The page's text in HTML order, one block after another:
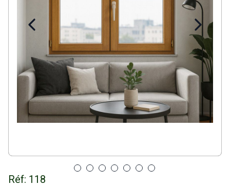
Réf: 118